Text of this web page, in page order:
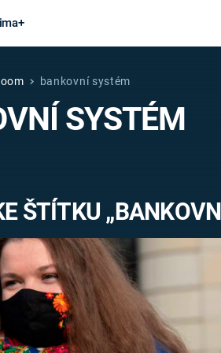
Války
VÁLEČNÉ
a
bankovní systém
SYSTÉM
ŠTÍTKU